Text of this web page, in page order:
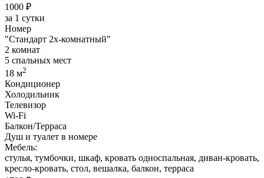
1000 ₽
за 1 сутки
Номер
"Стандарт 2х-комнатный"
2 комнат
5 спальных мест
18 м2
Кондиционер
Холодильник
Телевизор
Wi-Fi
Балкон/Терраса
Душ и туалет в номере
Мебель:
стулья, тумбочки, шкаф, кровать односпальная, диван-кровать,
кресло-кровать, стол, вешалка, балкон, терраса